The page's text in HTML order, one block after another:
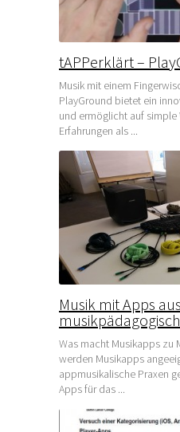
tAPPerklärt –
Musik mit einem
PlayGround bietet ein
und ermöglicht auf simple
Erfahrungen als ...
Musik mit Apps aus
Was macht Musikapps zu
werden Musikapps
appmusikalische Praxen
Apps für das ...